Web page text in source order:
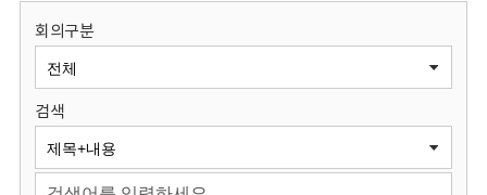
원
회
회의구분
검색